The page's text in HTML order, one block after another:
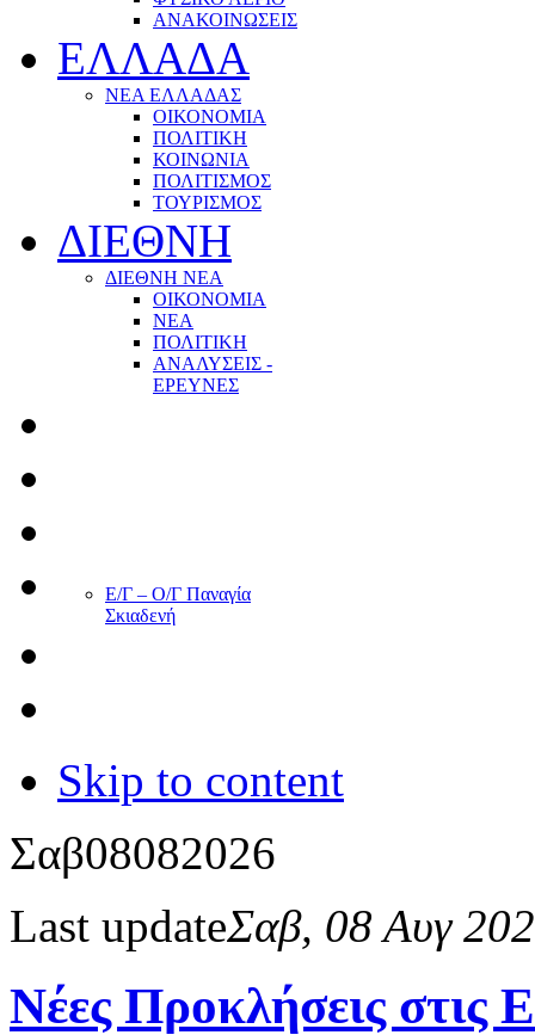
ΑΝΑΚΟΙΝΩΣΕΙΣ
ΕΛΛΑΔΑ
ΝΕΑ ΕΛΛΑΔΑΣ
ΟΙΚΟΝΟΜΙΑ
ΠΟΛΙΤΙΚΗ
ΚΟΙΝΩΝΙΑ
ΠΟΛΙΤΙΣΜΟΣ
ΤΟΥΡΙΣΜΟΣ
ΔΙΕΘΝΗ
ΔΙΕΘΝΗ ΝΕΑ
ΟΙΚΟΝΟΜΙΑ
ΝΕΑ
ΠΟΛΙΤΙΚΗ
ΑΝΑΛΥΣΕΙΣ -
ΕΡΕΥΝΕΣ
Ε/Γ – Ο/Γ Παναγία
Σκιαδενή
Skip to content
Σαβ08082026
Last updateΣαβ, 08 Αυγ
Νέες Προκλήσεις στις